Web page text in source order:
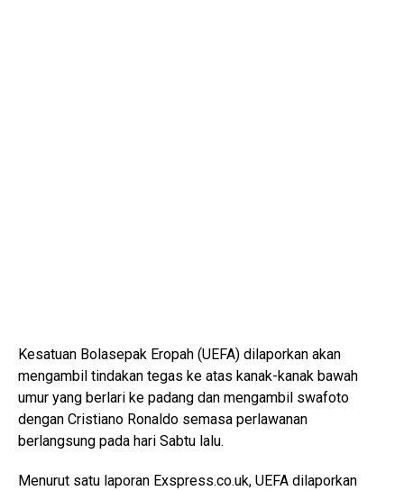
Kesatuan Bolasepak Eropah (UEFA) dilaporkan akan
mengambil tindakan tegas ke atas kanak-kanak bawah
umur yang berlari ke padang dan mengambil swafoto
dengan Cristiano Ronaldo semasa perlawanan
berlangsung pada hari Sabtu lalu.
Menurut satu laporan Exspress.co.uk, UEFA dilaporkan